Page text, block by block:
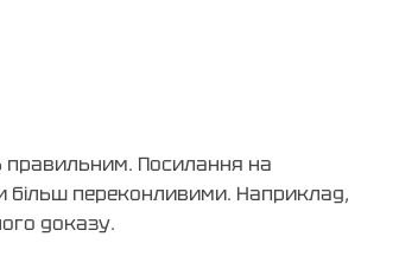
Посилання на
більш переконливими. Наприклад,
доказу.